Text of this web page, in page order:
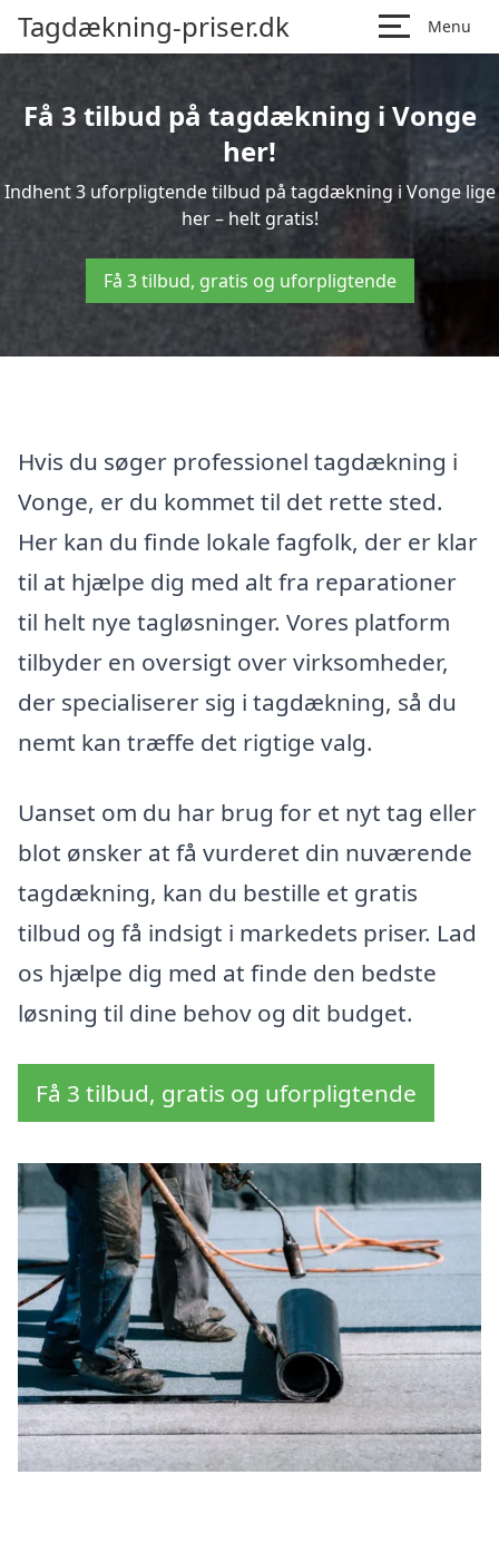
Tagdækning-priser.dk Menu
Få 3 tilbud på tagdækning i Vonge
her!
Indhent 3 uforpligtende tilbud på tagdækning i Vonge lige
her – helt gratis!
Få 3 tilbud, gratis og uforpligtende
Hvis du søger professionel tagdækning i
Vonge, er du kommet til det rette sted.
Her kan du finde lokale fagfolk, der er klar
til at hjælpe dig med alt fra reparationer
til helt nye tagløsninger. Vores platform
tilbyder en oversigt over virksomheder,
der specialiserer sig i tagdækning, så du
nemt kan træffe det rigtige valg.
Uanset om du har brug for et nyt tag eller
blot ønsker at få vurderet din nuværende
tagdækning, kan du bestille et gratis
tilbud og få indsigt i markedets priser. Lad
os hjælpe dig med at finde den bedste
løsning til dine behov og dit budget.
Få 3 tilbud, gratis og uforpligtende